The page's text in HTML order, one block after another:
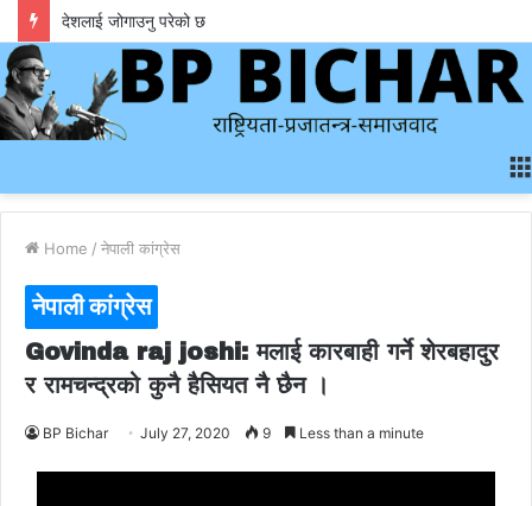
देशलाई जोगाउनु परेको छ
Home / नेपाली कांग्रेस
नेपाली कांग्रेस
Govinda raj joshi: मलाई कारबाही गर्ने शेरबहादुर
र रामचन्द्रको कुनै हैसियत नै छैन ।
BP Bichar July 27, 2020 9 Less than a minute